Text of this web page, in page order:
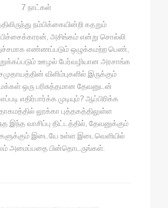
7 நாட்கள்
நம்பிக்கையின்றி கதறும்
அசிங்கம் என்று சொல்லி
எண்ணப்படும் ஒழுக்கமற்ற பெண்,
ஊழல் பேர்வழியான அரசாங்க
விளிம்புகளில் இருக்கும்
ஒரு பரிசுத்தமான தேவனுடன்
எதிர்பார்க்க முடியும்? ஆப்பிரிக்க
லூக்கா புத்தகத்திலுள்ள
இந்த வாசிப்பு திட்டத்தில், தேவனுக்கும்
இடையே உள்ள இடைவெளியில்
அமைப்பதை பின்தொடருங்கள்.